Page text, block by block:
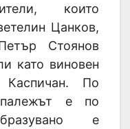
които
Цанков,
Стоянов
като виновен
По
палежът е по
е